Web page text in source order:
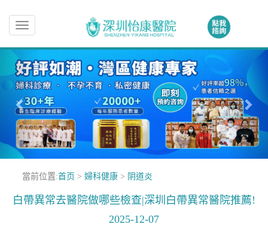
Toggle
navigation
當前位置:首页 > 婦科健康> 阴道炎
白帶異常去醫院做哪些檢查|深圳白帶異常醫院推薦!
2025-12-07